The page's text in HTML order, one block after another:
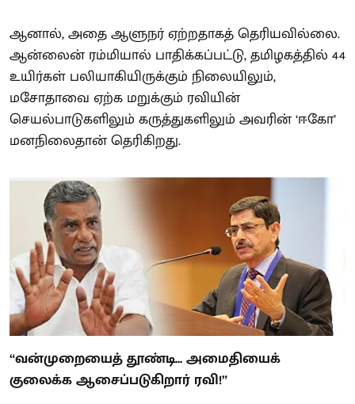
ஆனால், அதை ஆளுநர் ஏற்றதாகத் தெரியவில்லை.
ஆன்லைன் ரம்மியால் பாதிக்கப்பட்டு, தமிழகத்தில் 44
உயிர்கள் பலியாகியிருக்கும் நிலையிலும்,
மசோதாவை ஏற்க மறுக்கும் ரவியின்
செயல்பாடுகளிலும் கருத்துகளிலும் அவரின் ‘ஈகோ’
மனநிலைதான் தெரிகிறது.
“வன்முறையைத் தூண்டி... அமைதியைக்
குலைக்க ஆசைப்படுகிறார் ரவி!”